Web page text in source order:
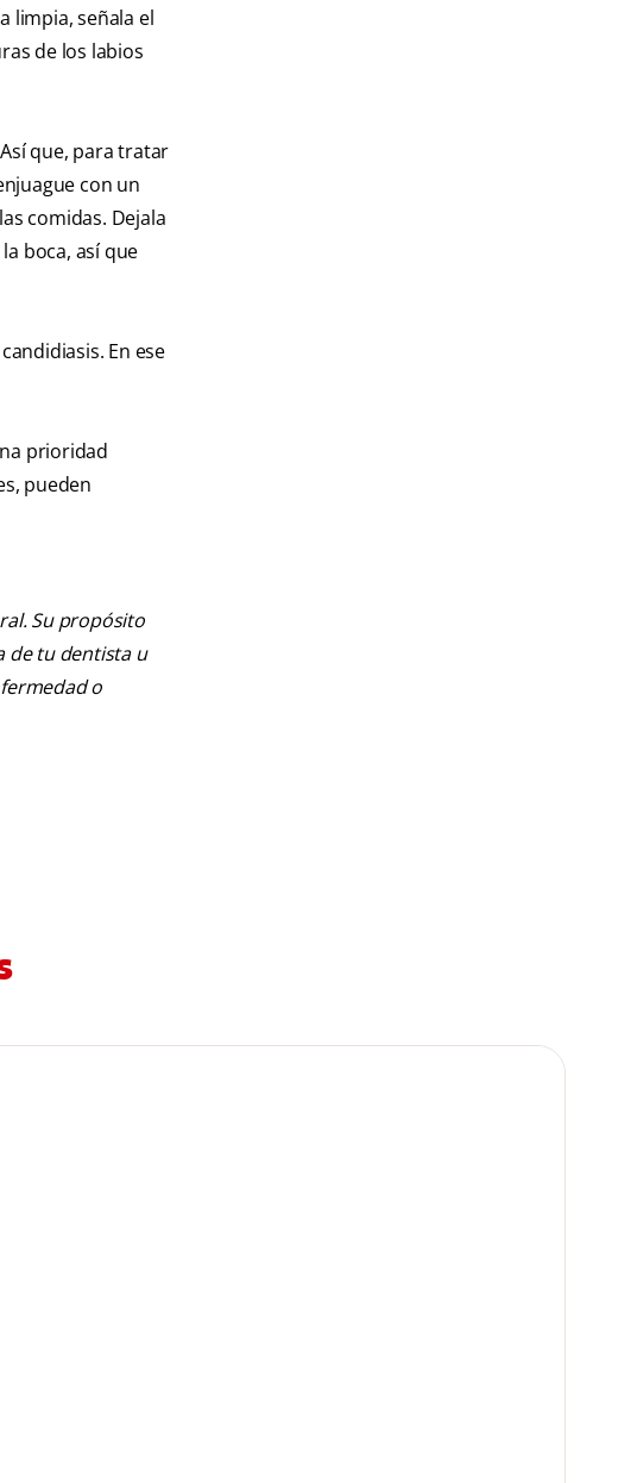
limpia, señala el
de los labios
que, para tratar
con un
comidas. Dejala
boca, así que
En ese
prioridad
pueden
Su propósito
de tu dentista u
o